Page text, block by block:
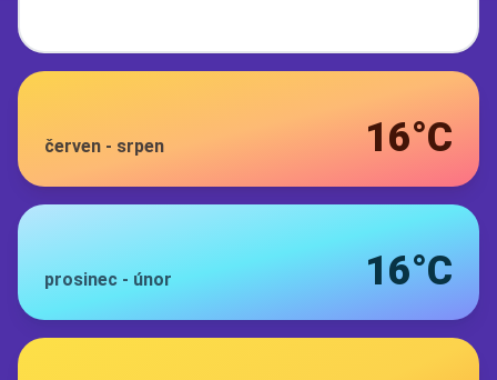
červen - srpen 16°C
prosinec - únor 16°C